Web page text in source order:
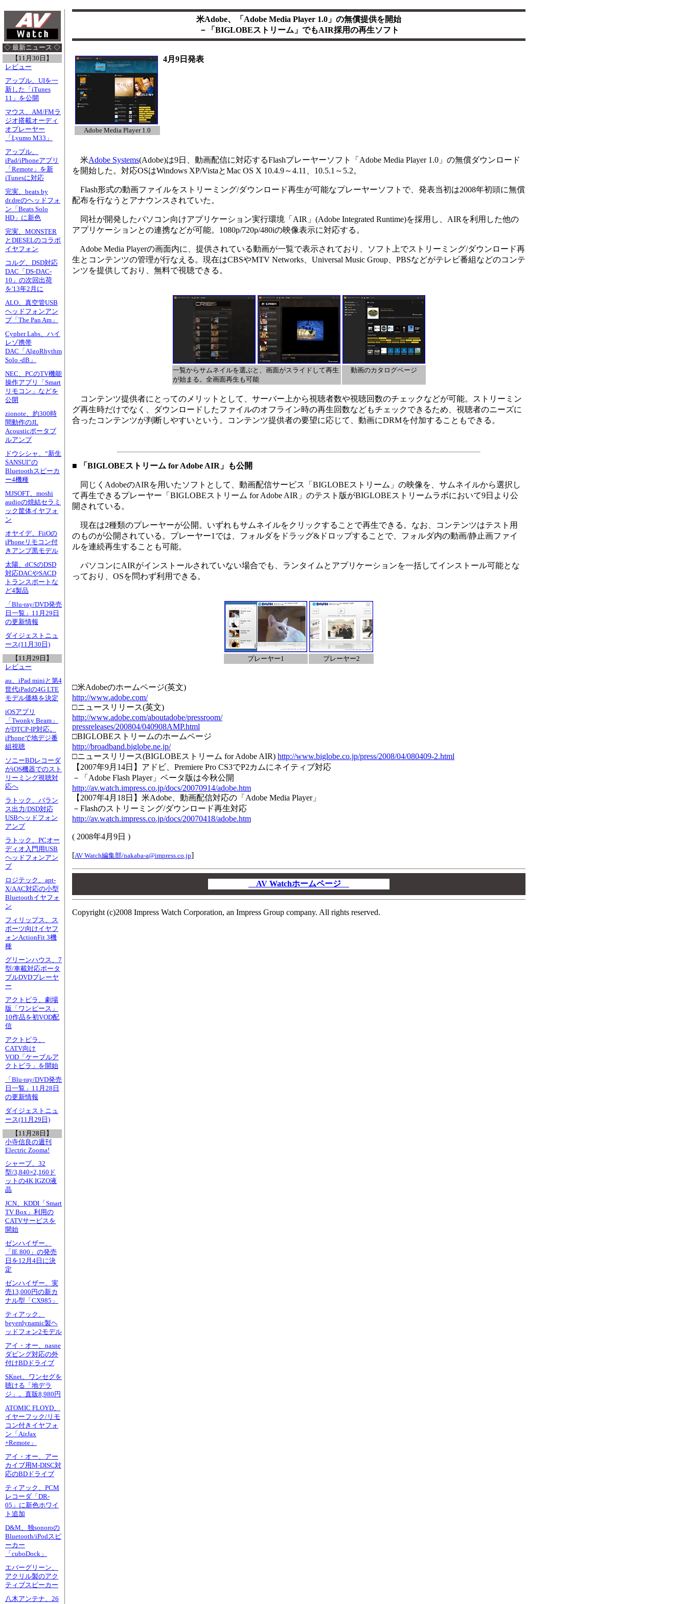
◇ 最新ニュース ◇
【11月30日】
レビュー
アップル、UIを一
新した「iTunes
11」を公開
マウス、AM/FMラ
ジオ搭載オーディ
オプレーヤー
「Lyumo M33」
アップル、
iPad/iPhoneアプリ
「Remote」を新
iTunesに対応
完実、beats by
dr.dreのヘッドフォ
ン「Beats Solo
HD」に新色
完実、MONSTER
とDIESELのコラボ
イヤフォン
コルグ、DSD対応
DAC「DS-DAC-
10」の次回出荷
を'13年2月に
ALO、真空管USB
ヘッドフォンアン
プ「The Pan Am」
Cypher Labs、ハイ
レゾ携帯
DAC「AlgoRhythm
Solo -dB」
NEC、PCのTV機能
操作アプリ「Smart
リモコン」などを
公開
zionote、約300時
間動作のJL
Acousticポータブ
ルアンプ
ドウシシャ、“新生
SANSUI”の
Bluetoothスピーカ
ー4機種
MJSOFT、moshi
audioの焼結セラミ
ック筐体イヤフォ
ン
オヤイデ、FiiOの
iPhoneリモコン付
きアンプ黒モデル
太陽、dCSのDSD
対応DACやSACD
トランスポートな
ど4製品
「Blu-ray/DVD発売
日一覧」11月29日
の更新情報
ダイジェストニュ
ース(11月30日)
【11月29日】
レビュー
au、iPad miniと第4
世代iPadの4G LTE
モデル価格を決定
iOSアプリ
「Twonky Beam」
がDTCP-IP対応。
iPhoneで地デジ番
組視聴
ソニーBDレコーダ
がiOS機器でのスト
リーミング視聴対
応へ
ラトック、バラン
ス出力/DSD対応
USBヘッドフォン
アンプ
ラトック、PCオー
ディオ入門用USB
ヘッドフォンアン
プ
ロジテック、apt-
X/AAC対応の小型
Bluetoothイヤフォ
ン
フィリップス、ス
ポーツ向けイヤフ
ォンActionFit 3機
種
グリーンハウス、7
型/車載対応ポータ
ブルDVDプレーヤ
ー
アクトビラ、劇場
版「ワンピース」
10作品を初VOD配
信
アクトビラ、
CATV向け
VOD「ケーブルア
クトビラ」を開始
「Blu-ray/DVD発売
日一覧」11月28日
の更新情報
ダイジェストニュ
ース(11月29日)
【11月28日】
小寺信良の週刊
Electric Zooma!
シャープ、32
型/3,840×2,160ド
ットの4K IGZO液
晶
JCN、KDDI「Smart
TV Box」利用の
CATVサービスを
開始
ゼンハイザー、
「IE 800」の発売
日を12月4日に決
定
ゼンハイザー、実
売13,000円の新カ
ナル型「CX985」
ティアック、
beyerdynamic製ヘ
ッドフォン2モデル
アイ・オー、nasne
ダビング対応の外
付けBDドライブ
SKnet、ワンセグを
聴ける「地デラ
ジ」。直販8,980円
ATOMIC FLOYD、
イヤーフック/リモ
コン付きイヤフォ
ン「AirJax
+Remote」
アイ・オー、アー
カイブ用M-DISC対
応のBDドライブ
ティアック、PCM
レコーダ「DR-
05」に新色ホワイ
ト追加
D&M、独sonoroの
Bluetooth/iPodスピ
ーカー
「cuboDock」
エバーグリーン、
アクリル製のアク
ティブスピーカー
八木アンテナ、26
米Adobe、「Adobe Media Player 1.0」の無償提供を開始
－「BIGLOBEストリーム」でもAIR採用の再生ソフト
Adobe Media Player 1.0
4月9日発表
米Adobe Systems(Adobe)は9日、動画配信に対応するFlashプレーヤーソフト「Adobe Media Player 1.0」の無償ダウンロード
を開始した。対応OSはWindows XP/VistaとMac OS X 10.4.9～4.11、10.5.1～5.2。
Flash形式の動画ファイルをストリーミング/ダウンロード再生が可能なプレーヤーソフトで、発表当初は2008年初頭に無償
配布を行なうとアナウンスされていた。
同社が開発したパソコン向けアプリケーション実行環境「AIR」(Adobe Integrated Runtime)を採用し、AIRを利用した他の
アプリケーションとの連携などが可能。1080p/720p/480iの映像表示に対応する。
Adobe Media Playerの画面内に、提供されている動画が一覧で表示されており、ソフト上でストリーミング/ダウンロード再
生とコンテンツの管理が行なえる。現在はCBSやMTV Networks、Universal Music Group、PBSなどがテレビ番組などのコンテ
ンツを提供しており、無料で視聴できる。
一覧からサムネイルを選ぶと、画面がスライドして再生
が始まる。全画面再生も可能
動画のカタログページ
コンテンツ提供者にとってのメリットとして、サーバー上から視聴者数や視聴回数のチェックなどが可能。ストリーミン
グ再生時だけでなく、ダウンロードしたファイルのオフライン時の再生回数などもチェックできるため、視聴者のニーズに
合ったコンテンツが判断しやすいという。コンテンツ提供者の要望に応じて、動画にDRMを付加することもできる。
■ 「BIGLOBEストリーム for Adobe AIR」も公開
同じくAdobeのAIRを用いたソフトとして、動画配信サービス「BIGLOBEストリーム」の映像を、サムネイルから選択し
て再生できるプレーヤー「BIGLOBEストリーム for Adobe AIR」のテスト版がBIGLOBEストリームラボにおいて9日より公
開されている。
現在は2種類のプレーヤーが公開。いずれもサムネイルをクリックすることで再生できる。なお、コンテンツはテスト用
のものが公開されている。プレーヤー1では、フォルダをドラッグ&ドロップすることで、フォルダ内の動画/静止画ファイ
ルを連続再生することも可能。
パソコンにAIRがインストールされていない場合でも、ランタイムとアプリケーションを一括してインストール可能とな
っており、OSを問わず利用できる。
プレーヤー1 プレーヤー2
□米Adobeのホームページ(英文)
http://www.adobe.com/
□ニュースリリース(英文)
http://www.adobe.com/aboutadobe/pressroom/
pressreleases/200804/040908AMP.html
□BIGLOBEストリームのホームページ
http://broadband.biglobe.ne.jp/
□ニュースリリース(BIGLOBEストリーム for Adobe AIR) http://www.biglobe.co.jp/press/2008/04/080409-2.html
【2007年9月14日】アドビ、Premiere Pro CS3でP2カムにネイティブ対応
－「Adobe Flash Player」ベータ版は今秋公開
http://av.watch.impress.co.jp/docs/20070914/adobe.htm
【2007年4月18日】米Adobe、動画配信対応の「Adobe Media Player」
－Flashのストリーミング/ダウンロード再生対応
http://av.watch.impress.co.jp/docs/20070418/adobe.htm
( 2008年4月9日 )
[AV Watch編集部/nakaba-a@impress.co.jp]
AV Watchホームページ
Copyright (c)2008 Impress Watch Corporation, an Impress Group company. All rights reserved.